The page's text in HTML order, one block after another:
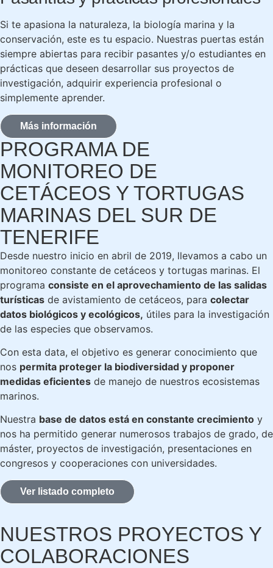
Si te apasiona la naturaleza, la biología marina y la
conservación, este es tu espacio. Nuestras puertas están
siempre abiertas para recibir pasantes y/o estudiantes en
prácticas que deseen desarrollar sus proyectos de
investigación, adquirir experiencia profesional o
simplemente aprender.
Más información
PROGRAMA DE
MONITOREO DE
CETÁCEOS Y TORTUGAS
MARINAS DEL SUR DE
TENERIFE
Desde nuestro inicio en abril de 2019, llevamos a cabo un
monitoreo constante de cetáceos y tortugas marinas. El
programa consiste en el aprovechamiento de las salidas
turísticas de avistamiento de cetáceos, para colectar
datos biológicos y ecológicos, útiles para la investigación
de las especies que observamos.
Con esta data, el objetivo es generar conocimiento que
nos permita proteger la biodiversidad y proponer
medidas eficientes de manejo de nuestros ecosistemas
marinos.
Nuestra base de datos está en constante crecimiento y
nos ha permitido generar numerosos trabajos de grado, de
máster, proyectos de investigación, presentaciones en
congresos y cooperaciones con universidades.
Ver listado completo
NUESTROS PROYECTOS Y
COLABORACIONES